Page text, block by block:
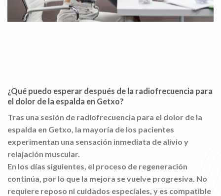
¿Qué puedo esperar después de la radiofrecuencia para
el dolor de la espalda en Getxo?
Tras una sesión de radiofrecuencia para el dolor de la
espalda en Getxo, la mayoría de los pacientes
experimentan una sensación inmediata de alivio y
relajación muscular.
En los días siguientes, el proceso de regeneración
continúa, por lo que la mejora se vuelve progresiva. No
requiere reposo ni cuidados especiales, y es compatible